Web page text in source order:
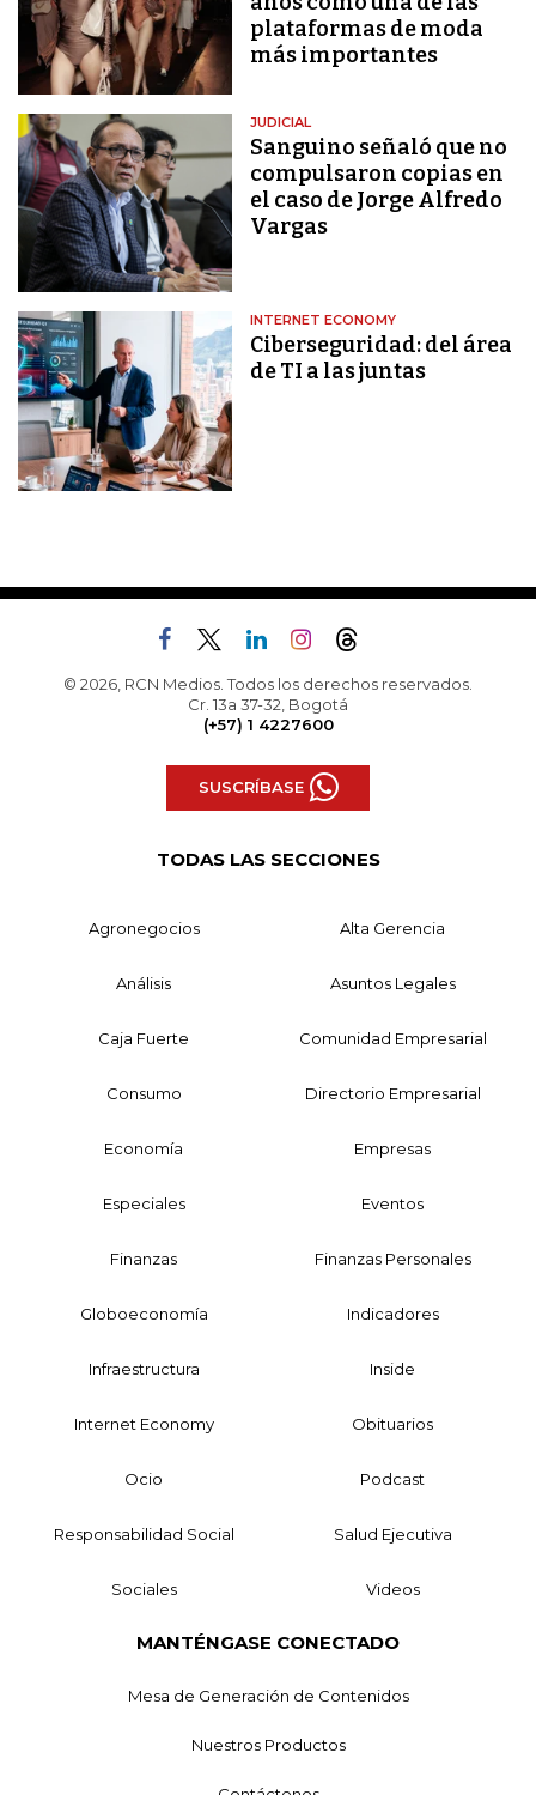
plataformas de moda
más importantes
JUDICIAL
Sanguino señaló que no
compulsaron copias en
el caso de Jorge Alfredo
Vargas
INTERNET ECONOMY
Ciberseguridad: del área
de TI a las juntas
© 2026, RCN Medios. Todos los derechos reservados.
Cr. 13a 37-32, Bogotá
(+57) 1 4227600
SUSCRÍBASE
TODAS LAS SECCIONES
Agronegocios Alta Gerencia
Análisis Asuntos Legales
Caja Fuerte Comunidad Empresarial
Consumo Directorio Empresarial
Economía Empresas
Especiales Eventos
Finanzas Finanzas Personales
Globoeconomía Indicadores
Infraestructura Inside
Internet Economy Obituarios
Ocio Podcast
Responsabilidad Social Salud Ejecutiva
Sociales Videos
MANTÉNGASE CONECTADO
Mesa de Generación de Contenidos
Nuestros Productos